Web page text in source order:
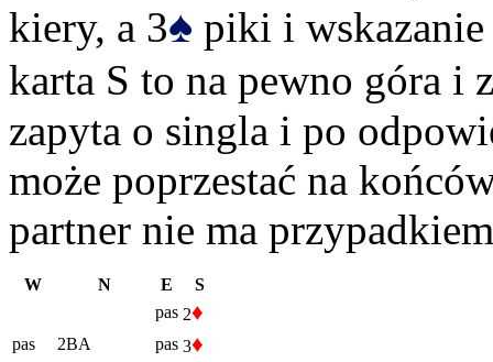
kiery, a 3♠ piki i
karta S to na pewno góra i
zapyta o singla i po
może poprzestać na
partner nie ma
W N E
S
pas 2♦
pas 2BA pas 3♦